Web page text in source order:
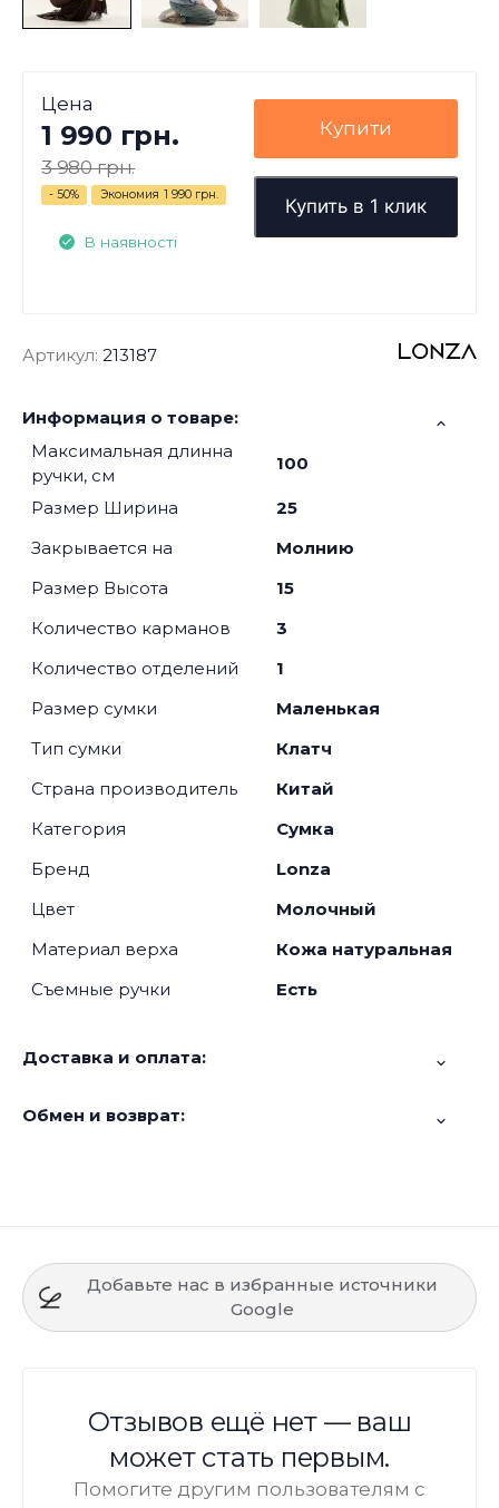
Цена
1 990 грн.
3 980 грн.
- 50% Экономия 1 990 грн.
В наявності
Купити
Купить в 1 клик
Артикул: 213187
Информация о товаре:
Максимальная длинна
ручки, см
100
Размер Ширина
25
Закрывается на
Молнию
Размер Высота
15
Количество карманов
3
Количество отделений
1
Размер сумки
Маленькая
Тип сумки
Клатч
Страна производитель
Китай
Категория
Сумка
Бренд
Lonza
Цвет
Молочный
Материал верха
Кожа натуральная
Съемные ручки
Есть
Доставка и оплата:
Обмен и возврат:
Добавьте нас в избранные источники
Google
Отзывов ещё нет — ваш
может стать первым.
Помогите другим пользователям с